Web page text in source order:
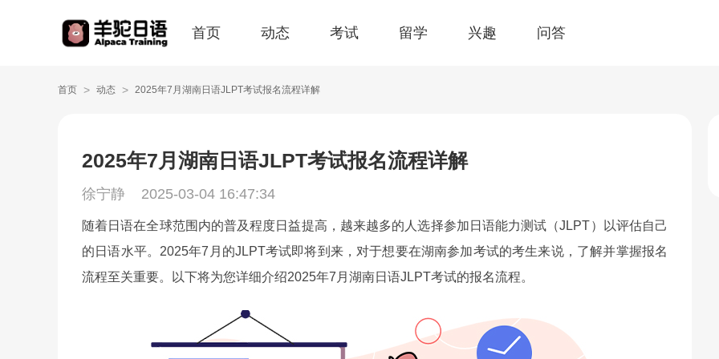
首页 动态 考试 留学 兴趣 问答
首页 > 动态 > 2025年7月湖南日语JLPT考试报名流程详解
2025年7月湖南日语JLPT考试报名流程详解
徐宁静 2025-03-04 16:47:34
随着日语在全球范围内的普及程度日益提高，越来越多的人选择参加日语能力测试（JLPT）以评估自己
的日语水平。2025年7月的JLPT考试即将到来，对于想要在湖南参加考试的考生来说，了解并掌握报名
流程至关重要。以下将为您详细介绍2025年7月湖南日语JLPT考试的报名流程。